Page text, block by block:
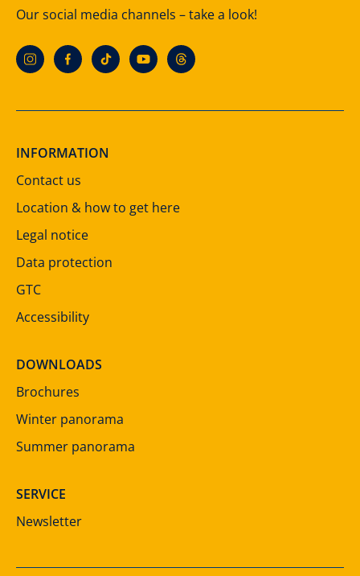
Our social media channels – take a look!
INFORMATION
Contact us
Location & how to get here
Legal notice
Data protection
GTC
Accessibility
DOWNLOADS
Brochures
Winter panorama
Summer panorama
SERVICE
Newsletter